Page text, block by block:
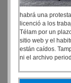
habrá una
licenció a los
Télam por un
sitio web y el
están caídos.
ni el archivo